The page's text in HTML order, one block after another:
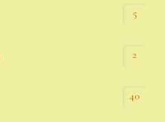
5
2
40